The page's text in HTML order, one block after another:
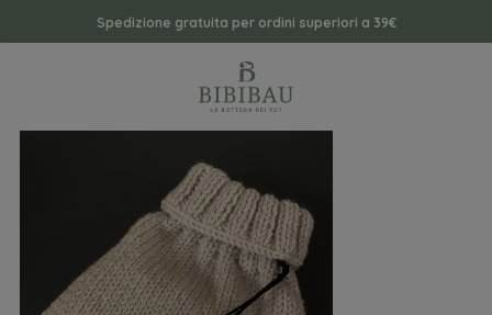
Spedizione gratuita per ordini superiori a 39€